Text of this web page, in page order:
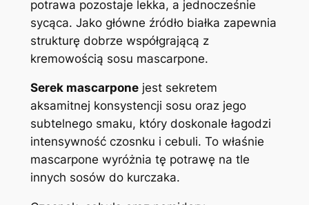
potrawa pozostaje lekka, a jednocześnie
sycąca. Jako główne źródło białka zapewnia
strukturę dobrze współgrającą z
kremowością sosu mascarpone.
Serek mascarponejest sekretem
aksamitnej konsystencji sosu oraz jego
subtelnego smaku, który doskonale łagodzi
intensywność czosnku i cebuli. To właśnie
mascarpone wyróżnia tę potrawę na tle
innych sosów do kurczaka.